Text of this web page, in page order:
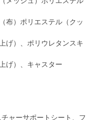
布）ポリエステル（クッ
げ）、ポリウレタンスキ
げ）、キャスター
ャーサポートシート、フ